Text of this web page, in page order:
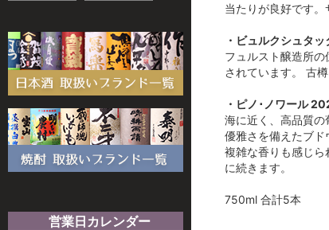
営業日カレンダー
当たりが良好です
・ビュルクシュタ
フュルスト醸造所
されています。 古
・ピノ･ノワール
海に近く、高品質の
優雅さを備えたブ
複雑な香りも感じ
に続きます。
750ml 合計5本